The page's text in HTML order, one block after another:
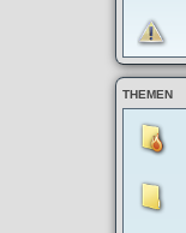
THEMEN